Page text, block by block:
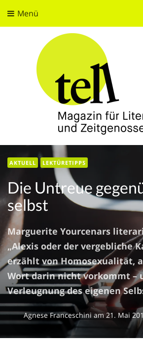
Menü
tell
Magazin für Literatur und Zeitgenossenschaft
AKTUELL LEKTÜRETIPPS
Die Untreue
selbst
Marguerite Yourcenars
„Alexis oder der vergebliche
erzählt von Homosexualität,
Wort darin nicht vorkommt –
Verleugnung des eigenen
Agnese Franceschini am 21. Mai